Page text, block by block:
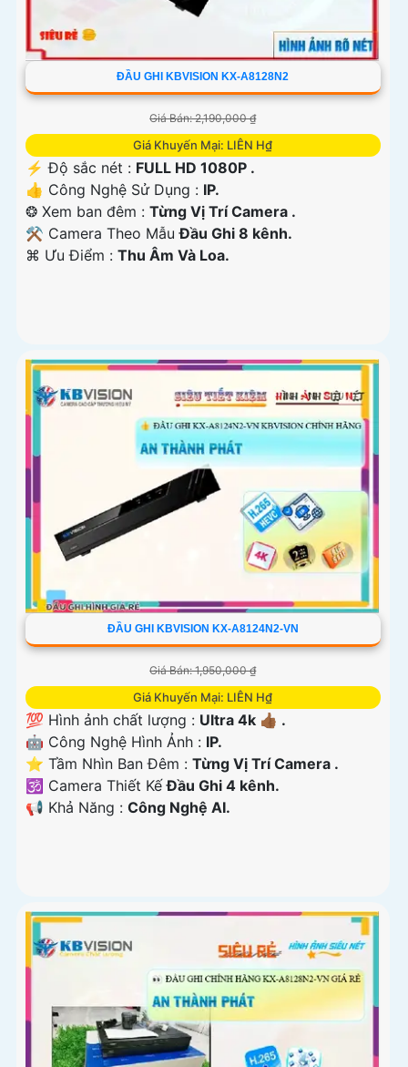
ĐẦU GHI KBVISION KX-A8128N2
Giá Bán: 2,190,000 ₫
Giá Khuyến Mại: LIÊN H₫
️⚡ Độ sắc nét : FULL HD 1080P .
👍 Công Nghệ Sử Dụng : IP.
❂ Xem ban đêm : Từng Vị Trí Camera .
⚒ Camera Theo MẫuĐầu Ghi 8 kênh.
️⌘ Ưu Điểm : Thu Âm Và Loa.
ĐẦU GHI KBVISION KX-A8124N2-VN
Giá Bán: 1,950,000 ₫
Giá Khuyến Mại: LIÊN H₫
💯 Hình ảnh chất lượng : Ultra 4k 👍🏾 .
🤖️ Công Nghệ Hình Ảnh : IP.
⭐ Tầm Nhìn Ban Đêm : Từng Vị Trí Camera .
🕉️ Camera Thiết KếĐầu Ghi 4 kênh.
️📢 Khả Năng : Công Nghệ AI.